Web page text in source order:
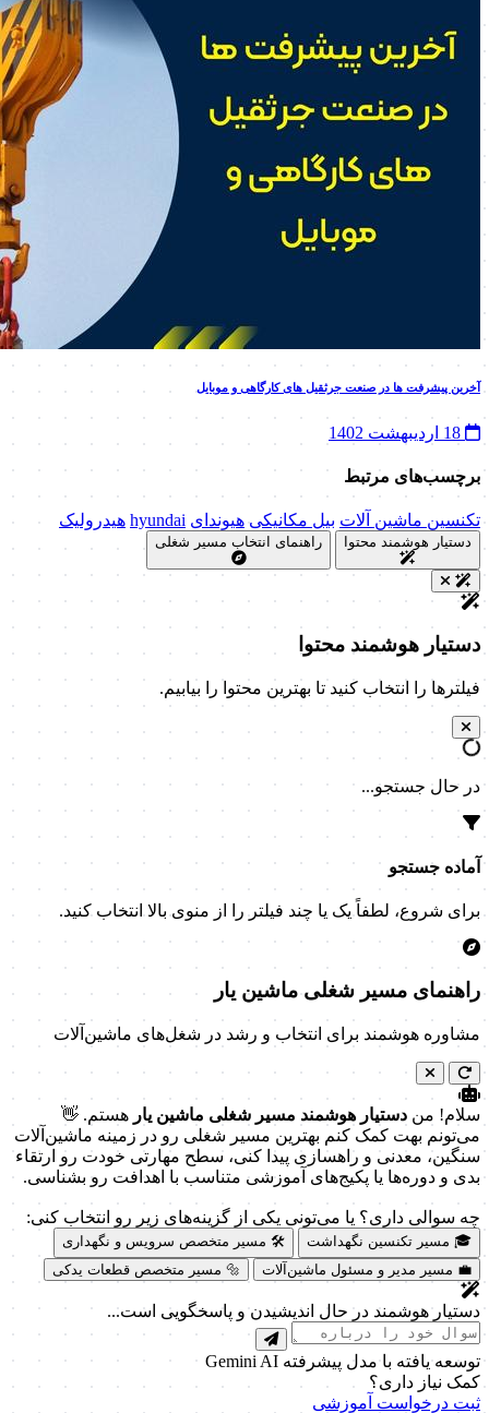
آخرین پیشرفت ها در صنعت جرثقیل های کارگاهی و موبایل
برچسب‌های مرتبط
تکنسین ماشین آلات بیل مکانیکی هیوندای hyundai هیدرولیک
دستیار هوشمند محتوا راهنمای انتخاب مسیر شغلی
دستیار هوشمند محتوا
فیلترها را انتخاب کنید تا بهترین محتوا را بیابیم.
در حال جستجو...
آماده جستجو
برای شروع، لطفاً یک یا چند فیلتر را از منوی بالا انتخاب کنید.
راهنمای مسیر شغلی ماشین یار
مشاوره هوشمند برای انتخاب و رشد در شغل‌های ماشین‌آلات
سلام! من دستیار هوشمند مسیر شغلی ماشین یار هستم. 👋
می‌تونم بهت کمک کنم بهترین مسیر شغلی رو در زمینه ماشین‌آلات
سنگین، معدنی و راهسازی پیدا کنی، سطح مهارتی خودت رو ارتقاء
بدی و دوره‌ها یا پکیج‌های آموزشی متناسب با اهدافت رو بشناسی.
چه سوالی داری؟ یا می‌تونی یکی از گزینه‌های زیر رو انتخاب کنی:
🎓 مسیر تکنسین نگهداشت
🛠️ مسیر متخصص سرویس و نگهداری
💼 مسیر مدیر و مسئول ماشین‌آلات
🔩 مسیر متخصص قطعات یدکی
دستیار هوشمند در حال اندیشیدن و پاسخگویی است...
توسعه یافته با مدل پیشرفته Gemini AI
کمک نیاز داری؟
ثبت درخواست آموزشی